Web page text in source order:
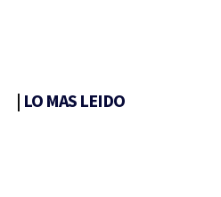
| LO MAS LEIDO